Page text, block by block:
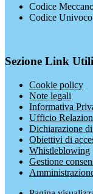
Codice
Codice
Sezione Link Utili
Cookie policy
Note legali
Informativa
Ufficio
Dichiarazione
Obiettivi di
Whistleblowing
Gestione